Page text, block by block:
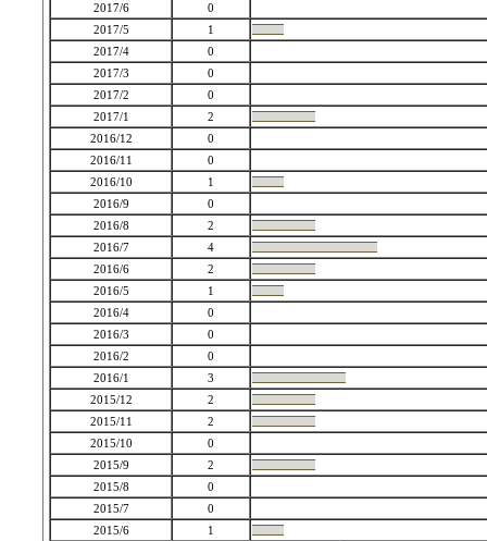
2017/6
0
2017/5
1
2017/4
0
2017/3
0
2017/2
0
2017/1
2
2016/12
0
2016/11
0
2016/10
1
2016/9
0
2016/8
2
2016/7
4
2016/6
2
2016/5
1
2016/4
0
2016/3
0
2016/2
0
2016/1
3
2015/12
2
2015/11
2
2015/10
0
2015/9
2
2015/8
0
2015/7
0
2015/6
1